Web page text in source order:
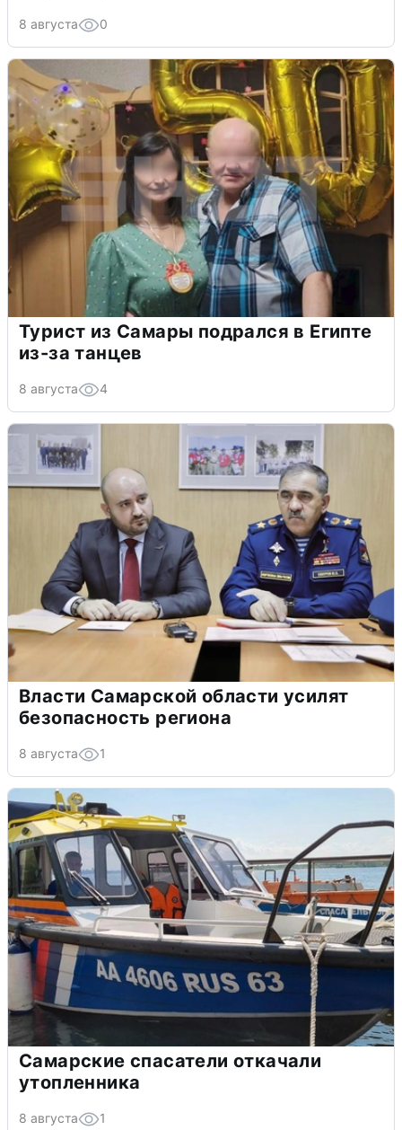
8 августа 0
Турист из Самары подрался в Египте
из-за танцев
8 августа 4
Власти Самарской области усилят
безопасность региона
8 августа 1
Самарские спасатели откачали
утопленника
8 августа 1